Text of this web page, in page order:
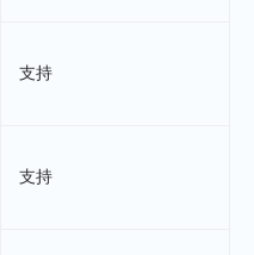
支持
支持